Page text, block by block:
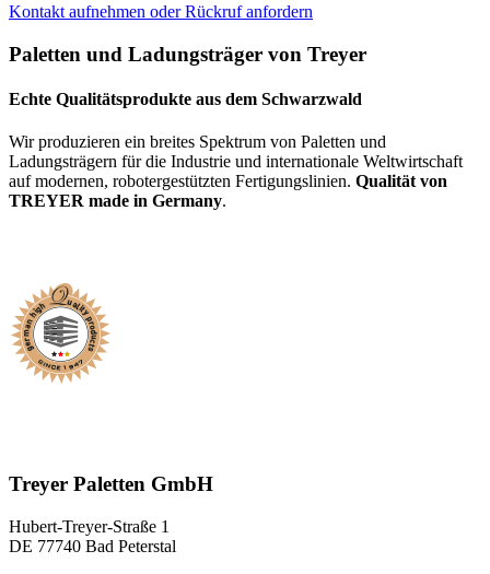
Kontakt aufnehmen oder Rückruf anfordern
Paletten und Ladungsträger von Treyer
Echte Qualitätsprodukte aus dem Schwarzwald
Wir produzieren ein breites Spektrum von Paletten und
Ladungsträgern für die Industrie und internationale Weltwirtschaft
auf modernen, robotergestützten Fertigungslinien. Qualität von
TREYER made in Germany.
Treyer Paletten GmbH
Hubert-Treyer-Straße 1
DE 77740 Bad Peterstal